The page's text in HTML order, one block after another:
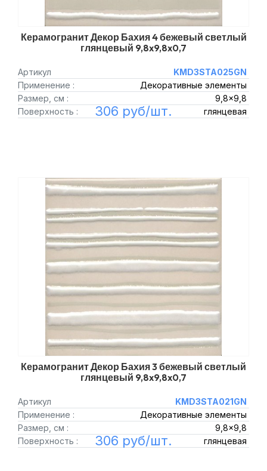
Керамогранит Декор Бахия 4 бежевый светлый
глянцевый 9,8x9,8x0,7
Артикул
KMD3STA025GN
Применение :
Декоративные элементы
Размер, см :
9,8x9,8
Поверхность :
глянцевая
306 руб/шт.
Керамогранит Декор Бахия 3 бежевый светлый
глянцевый 9,8x9,8x0,7
Артикул
KMD3STA021GN
Применение :
Декоративные элементы
Размер, см :
9,8x9,8
Поверхность :
глянцевая
306 руб/шт.